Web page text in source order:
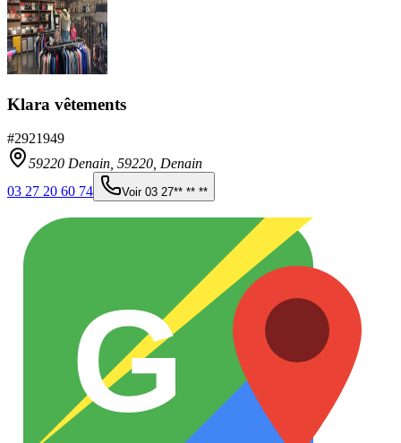
Klara vêtements
#2921949
59220 Denain, 59220, Denain
03 27 20 60 74
Voir 03 27** ** **
G